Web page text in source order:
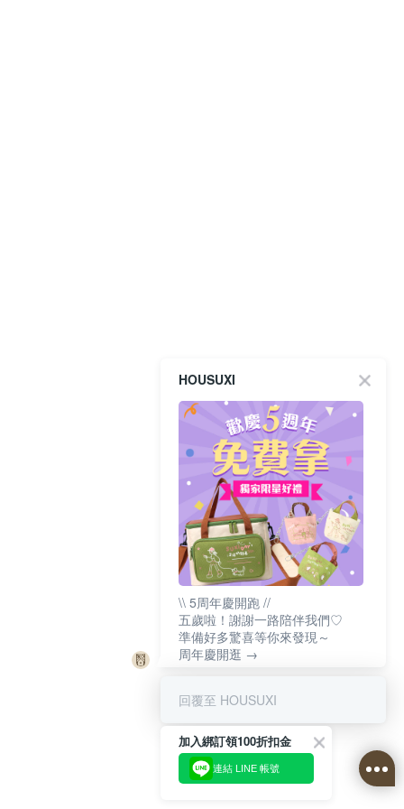
HOUSUXI
\\ 5周年慶開跑 //
五歲啦！謝謝一路陪伴我們♡
準備好多驚喜等你來發現～
周年慶開逛 →
回覆至 HOUSUXI
加入綁訂領100折扣金
連結 LINE 帳號